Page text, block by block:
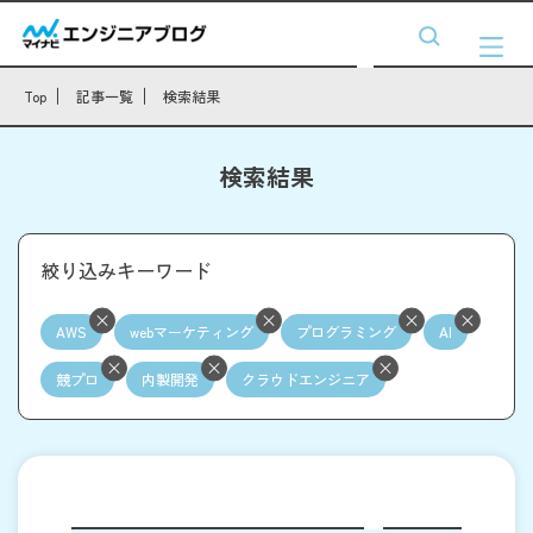
Top 記事一覧 検索結果
検索結果
絞り込みキーワード
AWS webマーケティング プログラミング AI
競プロ 内製開発 クラウドエンジニア